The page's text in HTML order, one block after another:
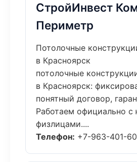
СтройИнвест
Периметр
Потолочные
в Красноярск
потолочные
в Красноярск:
понятный договор,
Работаем официально
физлицами....
Телефон: +7-963-401-